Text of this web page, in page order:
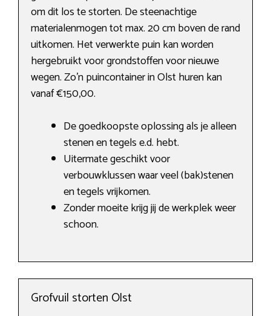
om dit los te storten. De steenachtige
materialenmogen tot max. 20 cm boven de rand
uitkomen. Het verwerkte puin kan worden
hergebruikt voor grondstoffen voor nieuwe
wegen. Zo’n puincontainer in Olst huren kan
vanaf €150,00.
De goedkoopste oplossing als je alleen
stenen en tegels e.d. hebt.
Uitermate geschikt voor
verbouwklussen waar veel (bak)stenen
en tegels vrijkomen.
Zonder moeite krijg jij de werkplek weer
schoon.
Grofvuil storten Olst